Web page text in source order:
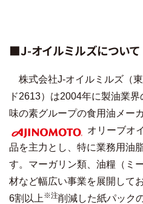
■J-オイルミルズについて
株式会社J-オイルミルズ（
ド2613）は2004年に製油業界
味の素グループの食用油メー
オリーブオ
品を主力とし、特に業務用油
す。マーガリン類、油糧（ミ
材など幅広い事業を展開して
6割以上※注削減した紙パック